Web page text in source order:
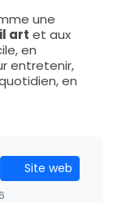
une
art et aux
en
entretenir,
en
Site web